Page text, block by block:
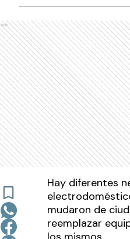
Ads
Hay diferentes
mudaron de
reemplazar